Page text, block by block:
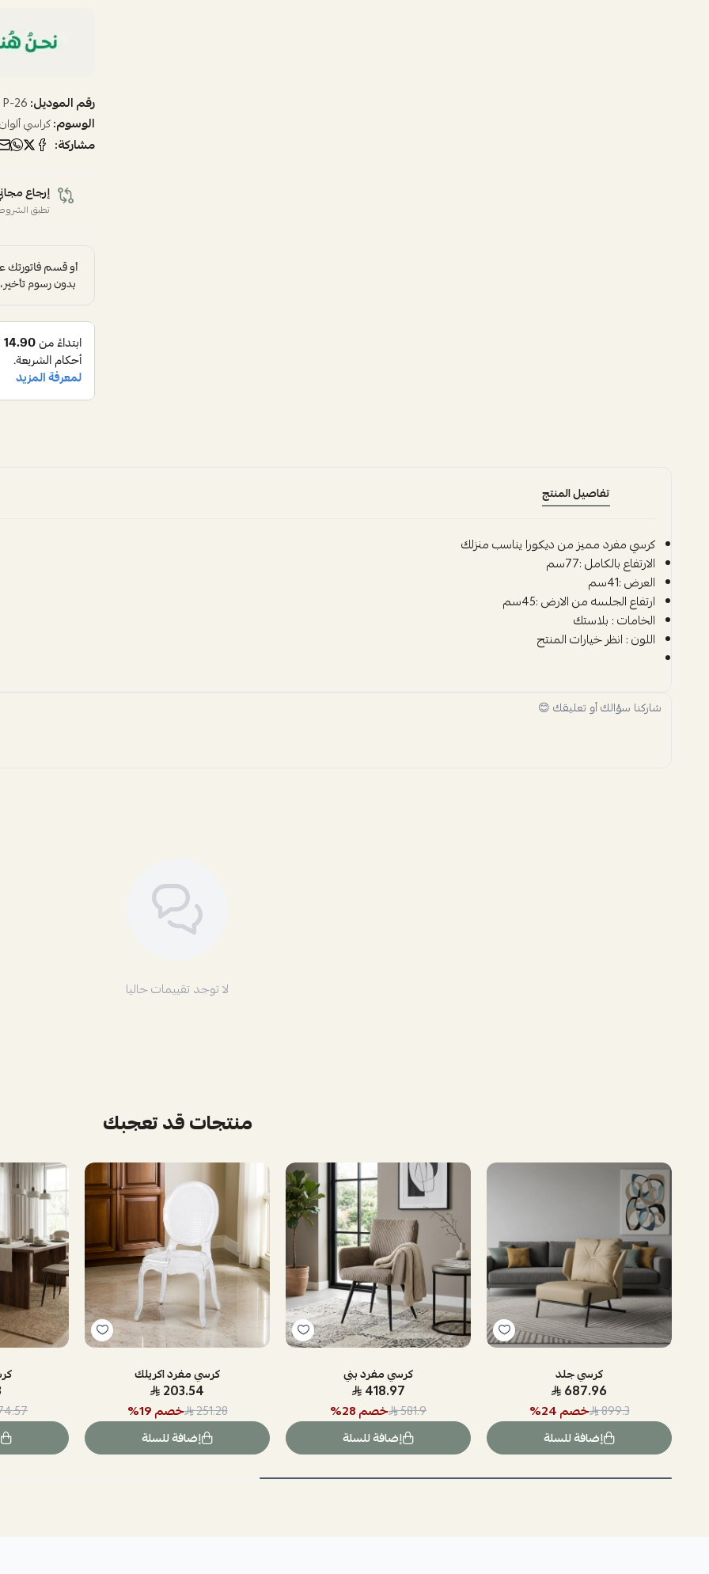
رقم الموديل:P-26
الوسوم:كراسي
مشاركة:
إرجاع
تطبق
تفاصيل المنتج
كرسي مفرد مميز من ديكورا يناسب منزلك
الارتفاع بالكامل :77سم
العرض :41سم
ارتفاع الجلسه من الارض :45سم
الخامات : بلاستك
اللون : انظر خيارات المنتج
لا توجد تقييمات حاليا
منتجات قد تعجبك
كرسي جلد
687.96
899.3 خصم24
%
إضافة للسلة
كرسي مفرد بني
418.97
581.9 خصم28
%
إضافة للسلة
كرسي مفرد اكريلك
203.54
251.28 خصم19
%
إضافة للسلة